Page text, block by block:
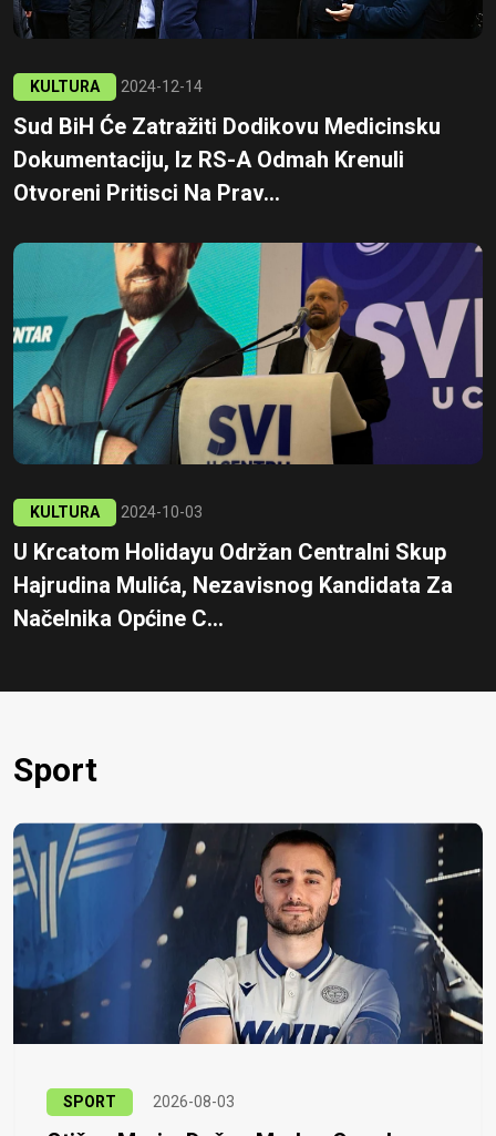
KULTURA 2024-12-14
Sud BiH Će Zatražiti Dodikovu Medicinsku
Dokumentaciju, Iz RS-A Odmah Krenuli
Otvoreni Pritisci Na Prav...
KULTURA 2024-10-03
U Krcatom Holidayu Održan Centralni Skup
Hajrudina Mulića, Nezavisnog Kandidata Za
Načelnika Općine C...
Sport
SPORT 2026-08-03